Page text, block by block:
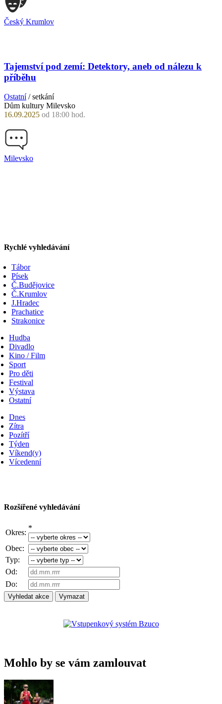
Český Krumlov
Tajemství pod zemí: Detektory, aneb od nálezu k
příběhu
Ostatní/ setkání
Dům kultury Milevsko
16.09.2025 od 18:00 hod.
Milevsko
Rychlé vyhledávání
Tábor
Písek
Č.Budějovice
Č.Krumlov
J.Hradec
Prachatice
Strakonice
Hudba
Divadlo
Kino / Film
Sport
Pro děti
Festival
Výstava
Ostatní
Dnes
Zítra
Pozítří
Týden
Víkend(y)
Vícedenní
Rozšířené vyhledávání
Okres:
*
Obec:
Typ:
Od:
Do:
Mohlo by se vám zamlouvat